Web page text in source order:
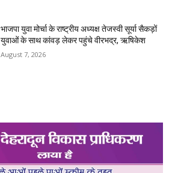
भाजपा युवा मोर्चा के राष्ट्रीय अध्यक्ष तेजस्वी सूर्या सैकड़ों
युवाओं के साथ कांवड़ लेकर पहुंचे वीरभद्र, ऋषिकेश
August 7, 2026